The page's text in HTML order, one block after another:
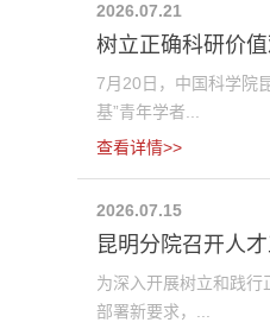
2026.07.21
树立正确科研价
7月20日，中国科学院
基”青年学者...
查看详情>>
2026.07.15
昆明分院召开人
为深入开展树立和践
部署新要求，...